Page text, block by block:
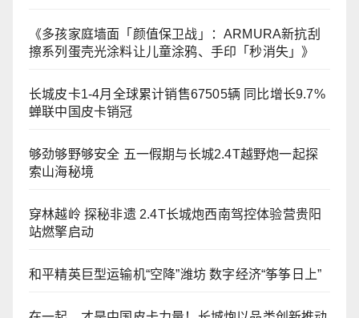
《多孩家庭墙面「颜值保卫战」：ARMURA新抗刮
擦系列蛋壳光涂料让儿童涂鸦、手印「秒消失」》
长城皮卡1-4月全球累计销售67505辆 同比增长9.7%
蝉联中国皮卡销冠
够劲够野够安全 五一假期与长城2.4T越野炮一起探
索山海秘境
穿林越岭 探秘非遗 2.4T长城炮西南驾控体验营贵阳
站燃擎启动
和平精英巨型运输机“空降”潍坊 数字经济“筝筝日上”